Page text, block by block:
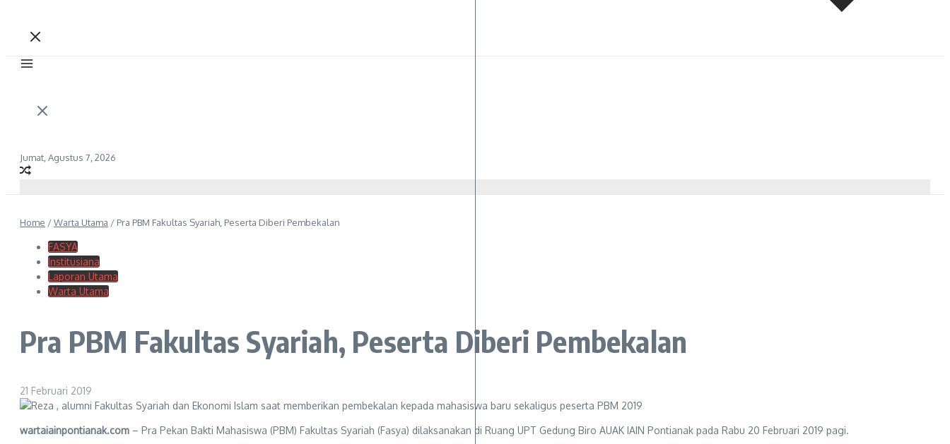
Jumat, Agustus 7, 2026
Home /Warta Utama / Pra PBM Fakultas Syariah, Peserta Diberi Pembekalan
FASYA
Institusiana
Laporan Utama
Warta Utama
Pra PBM Fakultas Syariah, Peserta Diberi Pembekalan
21 Februari 2019
wartaiainpontianak.com – Pra Pekan Bakti Mahasiswa (PBM) Fakultas Syariah (Fasya) dilaksanakan di Ruang UPT Gedung Biro AUAK IAIN Pontianak pada Rabu 20 Februari 2019 pagi.